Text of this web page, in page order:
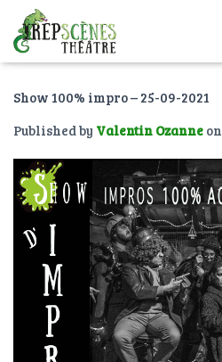
Show 100% impro – 25-09-2021
Published by Valentin Ozanne on